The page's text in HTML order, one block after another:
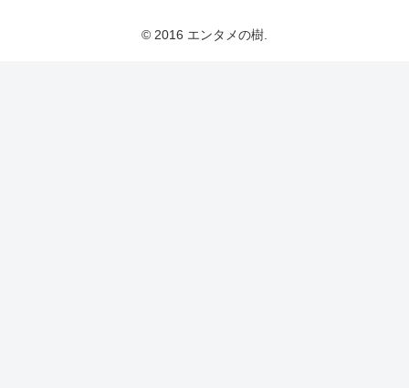
© 2016 エンタメの樹.